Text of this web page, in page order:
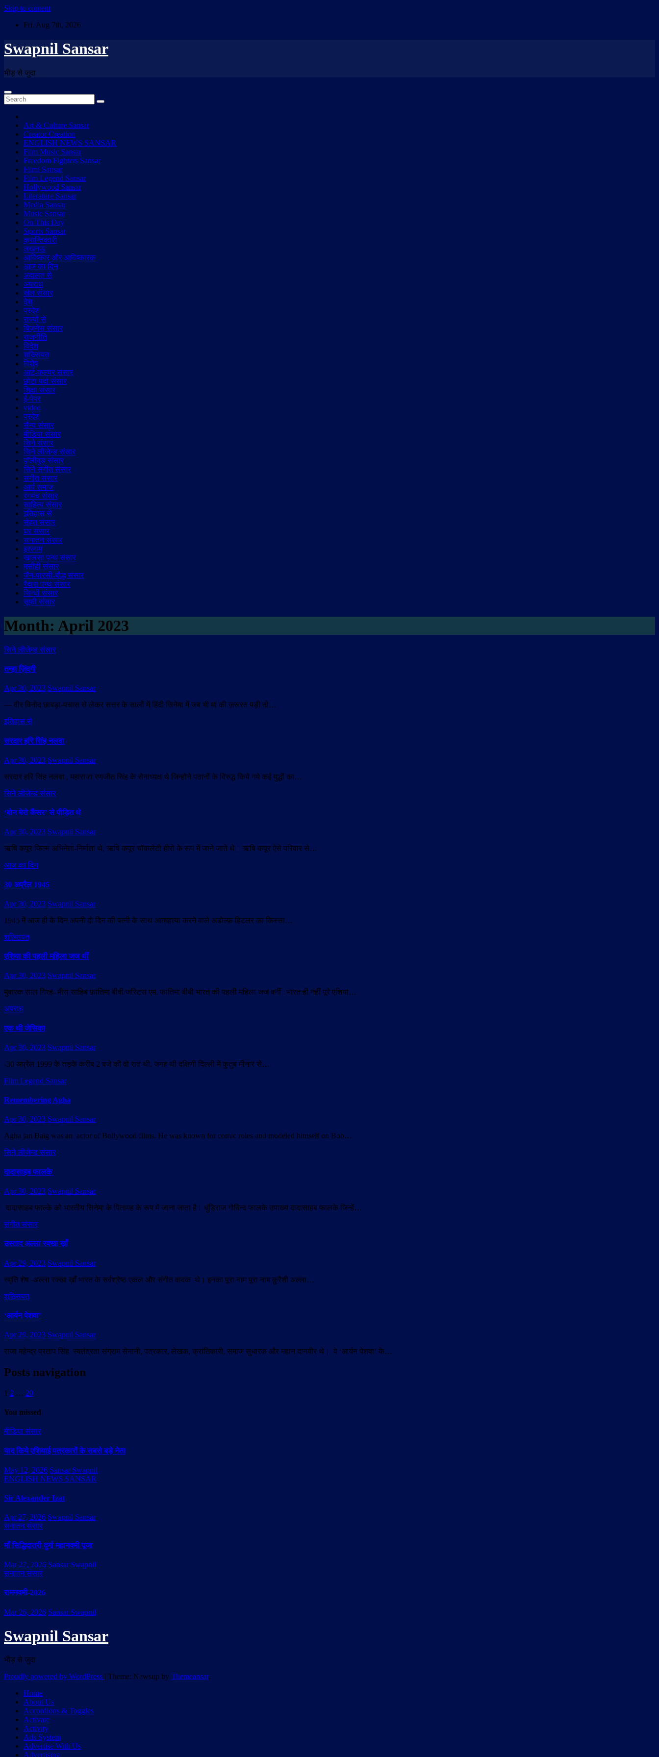
Skip to content
Fri. Aug 7th, 2026
Swapnil Sansar
भीड़ से जुदा
Art & Culture Sansar
Creator Creation
ENGLISH NEWS SANSAR
Film Music Sansar
Freedom Fighters Sansar
Filmi Sansar
Film Legend Sansar
Hollywood Sansar
Literature Sansar
Media Sansar
Music Sansar
On This Day
Sports Sansar
क्रान्तिकारी
लखनऊ
आविष्कार और आविष्कारक
आज का दिन
अदालत से
अपराध
खेल संसार
देश
प्रदेश
राज्यों से
बिज़नेस संसार
राजनीति
विदेश
शख़्सियत
विशेष
आर्ट-कल्चर संसार
छोटा पर्दा संसार
शिक्षा संसार
ई-पेपर
video
प्रदेश
सैन्य संसार
मीडिया संसार
सिने संसार
सिने लीजेन्ड संसार
हॉलीवुड़ संसार
सिने संगीत संसार
संगीत संसार
आर्य समाज
रंगमंच संसार
साहित्य संसार
इतिहास से
सेहत संसार
घर संसार
सनातन संसार
इस्लाम
ख़ालसा पन्थ संसार
मसीही संसार
जैन-पारसी-बौद्ध संसार
रैदास पन्थ संसार
सिन्धी संसार
सूफी संसार
Month: April 2023
सिने लीजेन्ड संसार
तन्हा ज़िंदगी
Apr 30, 2023 Swapnil Sansar
— वीर विनोद छाबड़ा-पचास से लेकर सत्तर के सालों में हिंदी सिनेमा में जब भी मां की ज़रूरत पड़ी तो…
इतिहास से
सरदार हरि सिंह नलवा
Apr 30, 2023 Swapnil Sansar
सरदार हरि सिंह नलवा , महाराजा रणजीत सिंह के सेनाध्यक्ष थे जिन्होने पठानों के विरुद्ध किये गये कई युद्धों का…
सिने लीजेन्ड संसार
‘बोन मेरो कैंसर’ से पीड़ित थे
Apr 30, 2023 Swapnil Sansar
ऋषि कपूर फिल्म अभिनेता-निर्माता थे, ऋषि कपूर चॉकलेटी हीरो के रूप में जाने जाते थे। ऋषि कपूर ऐसे परिवार से…
आज का दिन
30 अप्रैल 1945
Apr 30, 2023 Swapnil Sansar
1945 में आज ही के दिन अपनी दो दिन की पत्नी के साथ आत्महत्या करने वाले अडोल्फ़ हिटलर का किस्सा…
शख़्सियत
एशिया की पहली महिला जज थीं
Apr 30, 2023 Swapnil Sansar
मुबारक साल गिरह- मीरा साहिब फ़ातिमा बीबी/जस्टिस एम. फातिमा बीबी भारत की पहली महिला जज बनीं।भारत ही नहीं पूरे एशिया…
अपराध
एक थी जेसिका
Apr 30, 2023 Swapnil Sansar
-30 अप्रैल 1999 के तड़के करीब 2 बजे की वो रात थी. जगह थी दक्षिणी दिल्ली में कुतुब मीनार से…
Film Legend Sansar
Remembering Agha
Apr 30, 2023 Swapnil Sansar
Agha jan Baig was an actor of Bollywood films. He was known for comic roles and modeled himself on Bob…
सिने लीजेन्ड संसार
दादासाहब फालके
Apr 30, 2023 Swapnil Sansar
दादासाहब फाल्के को भारतीय सिनेमा के पितामह के रूप में जाना जाता है। धुंडिराज गोविन्द फालके उपाख्य दादासाहब फालके जिन्हें…
संगीत संसार
उस्ताद अल्ला रक्खा ख़ाँ
Apr 29, 2023 Swapnil Sansar
स्मृति शेष -अल्ला रक्खा ख़ाँ भारत के सर्वश्रेष्ठ एकल और संगीत वादक थे। इनका पूरा नाम पूरा नाम क़ुरैशी अल्ला…
शख़्सियत
‘आर्यन पेशवा’
Apr 29, 2023 Swapnil Sansar
राजा महेन्द्र प्रताप सिंह स्वतंत्रता संग्राम सेनानी, पत्रकार, लेखक, क्रांतिकारी, समाज सुधारक और महान दानवीर थे। वे ‘आर्यन पेशवा’ के…
Posts navigation
1 2 … 20
You missed
मीडिया संसार
याद किये एशियाई पत्रकारों के सबसे बड़े नेता
May 12, 2026 Sansar Swapnil
ENGLISH NEWS SANSAR
Sir Alexander Izat
Apr 27, 2026 Swapnil Sansar
सनातन संसार
माँ सिद्धिदात्री दुर्गा महानवमी पूजा
Mar 27, 2026 Sansar Swapnil
सनातन संसार
रामनवमी-2026
Mar 26, 2026 Sansar Swapnil
Swapnil Sansar
भीड़ से जुदा
Proudly powered by WordPress | Theme: Newsup by Themeansar.
Home
About Us
Accordions & Toggles
Activate
Activity
Ads System
Advertise With Us
Advertising